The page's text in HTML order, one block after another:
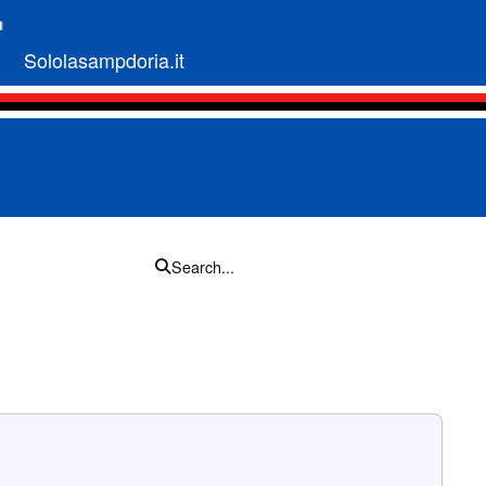
Sololasampdoria.it
Search...